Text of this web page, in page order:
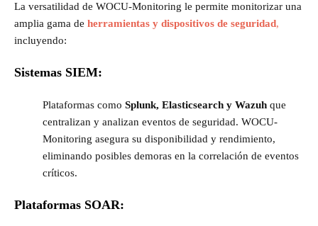
La versatilidad de WOCU-Monitoring le permite monitorizar una
amplia gama de herramientas y dispositivos de seguridad,
incluyendo:
Sistemas SIEM:
Plataformas como Splunk, Elasticsearch y Wazuh que
centralizan y analizan eventos de seguridad. WOCU-
Monitoring asegura su disponibilidad y rendimiento,
eliminando posibles demoras en la correlación de eventos
críticos.
Plataformas SOAR: